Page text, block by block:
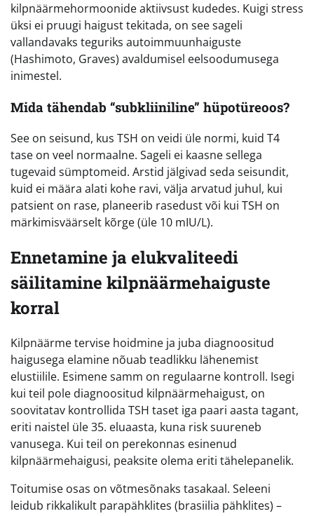
kilpnäärmehormoonide aktiivsust kudedes. Kuigi stress
üksi ei pruugi haigust tekitada, on see sageli
vallandavaks teguriks autoimmuunhaiguste
(Hashimoto, Graves) avaldumisel eelsoodumusega
inimestel.
Mida tähendab “subkliiniline” hüpotüreoos?
See on seisund, kus TSH on veidi üle normi, kuid T4
tase on veel normaalne. Sageli ei kaasne sellega
tugevaid sümptomeid. Arstid jälgivad seda seisundit,
kuid ei määra alati kohe ravi, välja arvatud juhul, kui
patsient on rase, planeerib rasedust või kui TSH on
märkimisväärselt kõrge (üle 10 mIU/L).
Ennetamine ja elukvaliteedi
säilitamine kilpnäärmehaiguste
korral
Kilpnäärme tervise hoidmine ja juba diagnoositud
haigusega elamine nõuab teadlikku lähenemist
elustiilile. Esimene samm on regulaarne kontroll. Isegi
kui teil pole diagnoositud kilpnäärmehaigust, on
soovitatav kontrollida TSH taset iga paari aasta tagant,
eriti naistel üle 35. eluaasta, kuna risk suureneb
vanusega. Kui teil on perekonnas esinenud
kilpnäärmehaigusi, peaksite olema eriti tähelepanelik.
Toitumise osas on võtmesõnaks tasakaal. Seleeni
leidub rikkalikult parapähklites (brasiilia pähklites) –